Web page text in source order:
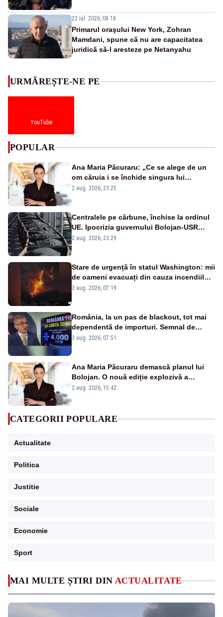
22 iul. 2026, 08:18
Primarul oraşului New York, Zohran
Mamdani, spune că nu are capacitatea
juridică să-l aresteze pe Netanyahu
MAI MULTE ȘTIRI DIN ACTUALITATE
URMĂREȘTE-NE PE
YouTube
POPULAR
Ana Maria Păcuraru: „Ce se alege de un
om căruia i se închide singura lui
portiță?”
2 aug. 2026, 23:25
Centralele pe cărbune, închise la ordinul
UE. Ipocrizia guvernului Bolojan-USR
după starea de alertă
2 aug. 2026, 23:29
Stare de urgență în statul Washington: mii
de oameni evacuați din cauza incendiilor
puternice de vegetație
3 aug. 2026, 07:19
România, la un pas de blackout, tot mai
dependentă de importuri. Semnal de
alarmă tras de un expert în energie
3 aug. 2026, 07:51
Ana Maria Păcuraru demască planul lui
Bolojan. O nouă ediție explozivă a
emisiunii „Miza Zilei” la Realitatea PLUS
2 aug. 2026, 15:42
CATEGORII POPULARE
Actualitate
Politica
Justitie
Sociale
Economie
Sport